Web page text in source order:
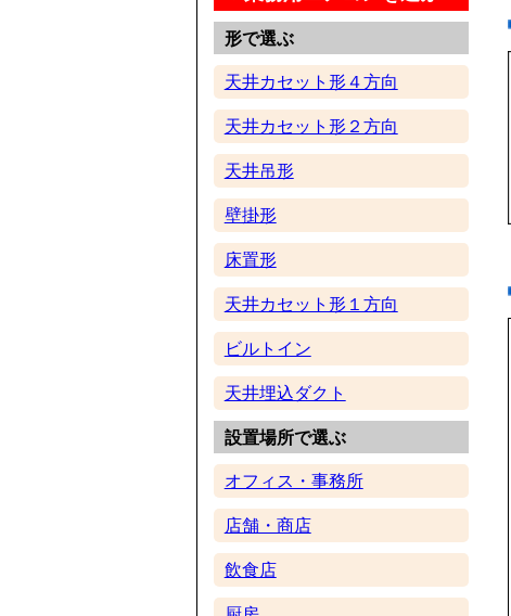
形で選ぶ
天井カセット形４方向
天井カセット形２方向
天井吊形
壁掛形
床置形
天井カセット形１方向
ビルトイン
天井埋込ダクト
設置場所で選ぶ
オフィス・事務所
店舗・商店
飲食店